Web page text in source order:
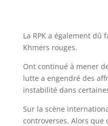
La RPK a également dû
Khmers rouges.
Ont continué à mener
lutte a engendré des
instabilité dans
Sur la scène
controverses. Alors que